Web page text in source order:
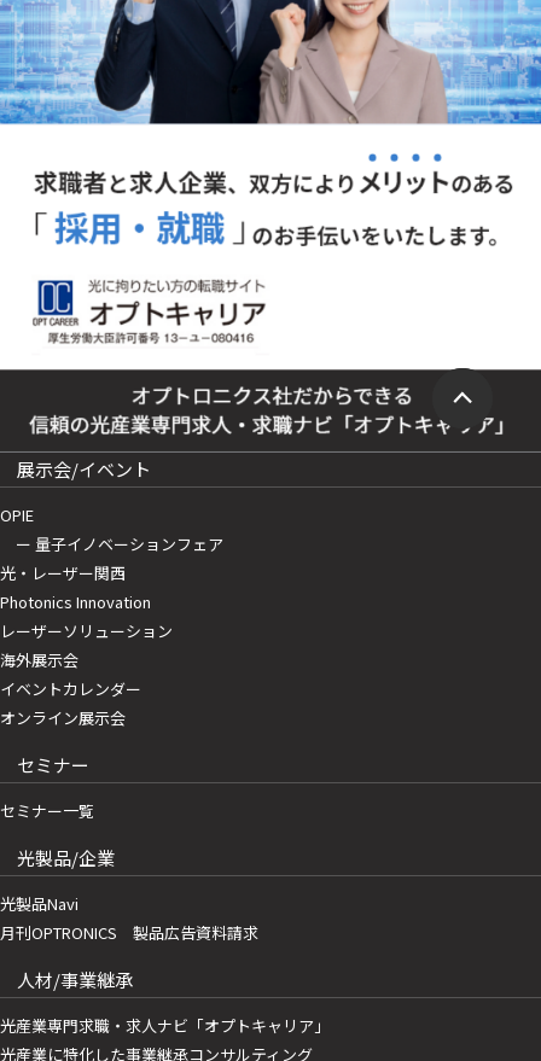
展示会/イベント
OPIE
ー 量子イノベーションフェア
光・レーザー関西
Photonics Innovation
レーザーソリューション
海外展示会
イベントカレンダー
オンライン展示会
セミナー
セミナー一覧
光製品/企業
光製品Navi
月刊OPTRONICS 製品広告資料請求
人材/事業継承
光産業専門求職・求人ナビ「オプトキャリア」
光産業に特化した事業継承コンサルティング